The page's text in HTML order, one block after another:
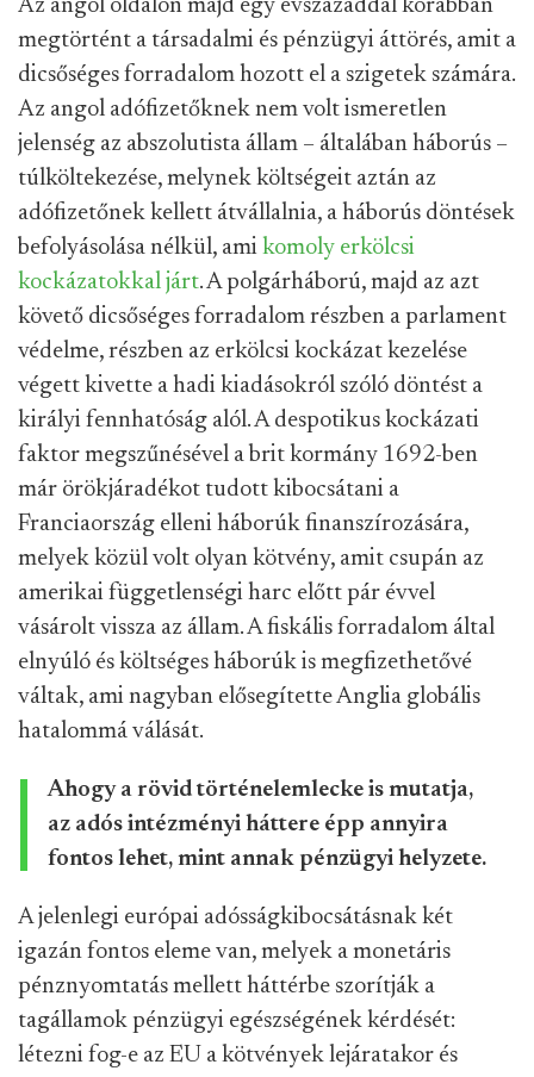
Az angol oldalon majd egy évszázaddal korábban
megtörtént a társadalmi és pénzügyi áttörés, amit a
dicsőséges forradalom hozott el a szigetek számára.
Az angol adófizetőknek nem volt ismeretlen
jelenség az abszolutista állam – általában háborús –
túlköltekezése, melynek költségeit aztán az
adófizetőnek kellett átvállalnia, a háborús döntések
befolyásolása nélkül, ami komoly erkölcsi
kockázatokkal járt. A polgárháború, majd az azt
követő dicsőséges forradalom részben a parlament
védelme, részben az erkölcsi kockázat kezelése
végett kivette a hadi kiadásokról szóló döntést a
királyi fennhatóság alól. A despotikus kockázati
faktor megszűnésével a brit kormány 1692-ben
már örökjáradékot tudott kibocsátani a
Franciaország elleni háborúk finanszírozására,
melyek közül volt olyan kötvény, amit csupán az
amerikai függetlenségi harc előtt pár évvel
vásárolt vissza az állam. A fiskális forradalom által
elnyúló és költséges háborúk is megfizethetővé
váltak, ami nagyban elősegítette Anglia globális
hatalommá válását.
Ahogy a rövid történelemlecke is mutatja,
az adós intézményi háttere épp annyira
fontos lehet, mint annak pénzügyi helyzete.
A jelenlegi európai adósságkibocsátásnak két
igazán fontos eleme van, melyek a monetáris
pénznyomtatás mellett háttérbe szorítják a
tagállamok pénzügyi egészségének kérdését:
létezni fog-e az EU a kötvények lejáratakor és